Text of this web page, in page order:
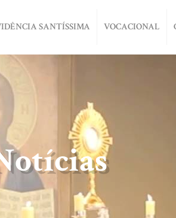
SANTÍSSIMA VOCACIONAL